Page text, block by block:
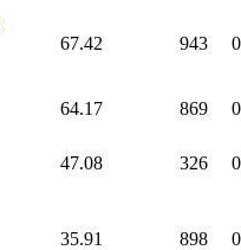
67.42 943
64.17 869
47.08 326
35.91 898